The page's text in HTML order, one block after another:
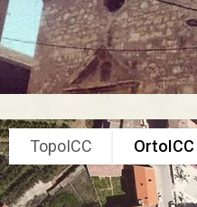
TopoICC OrtoICC